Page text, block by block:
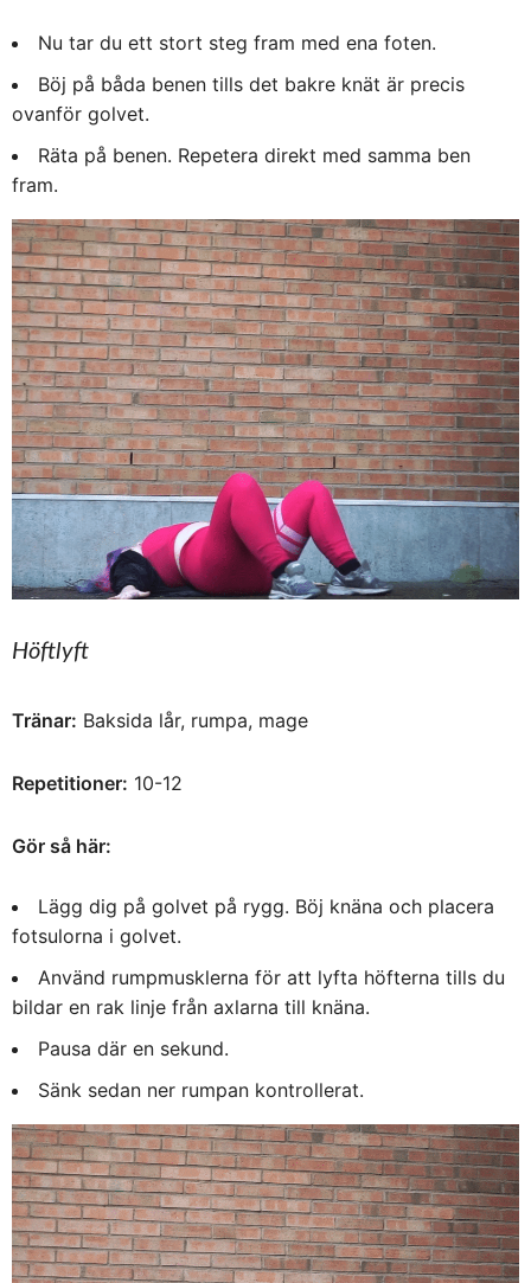
Nu tar du ett stort steg fram med ena foten.
Böj på båda benen tills det bakre knät är precis
ovanför golvet.
Räta på benen. Repetera direkt med samma ben
fram.
Höftlyft
Tränar: Baksida lår, rumpa, mage
Repetitioner: 10-12
Gör så här:
Lägg dig på golvet på rygg. Böj knäna och placera
fotsulorna i golvet.
Använd rumpmusklerna för att lyfta höfterna tills du
bildar en rak linje från axlarna till knäna.
Pausa där en sekund.
Sänk sedan ner rumpan kontrollerat.